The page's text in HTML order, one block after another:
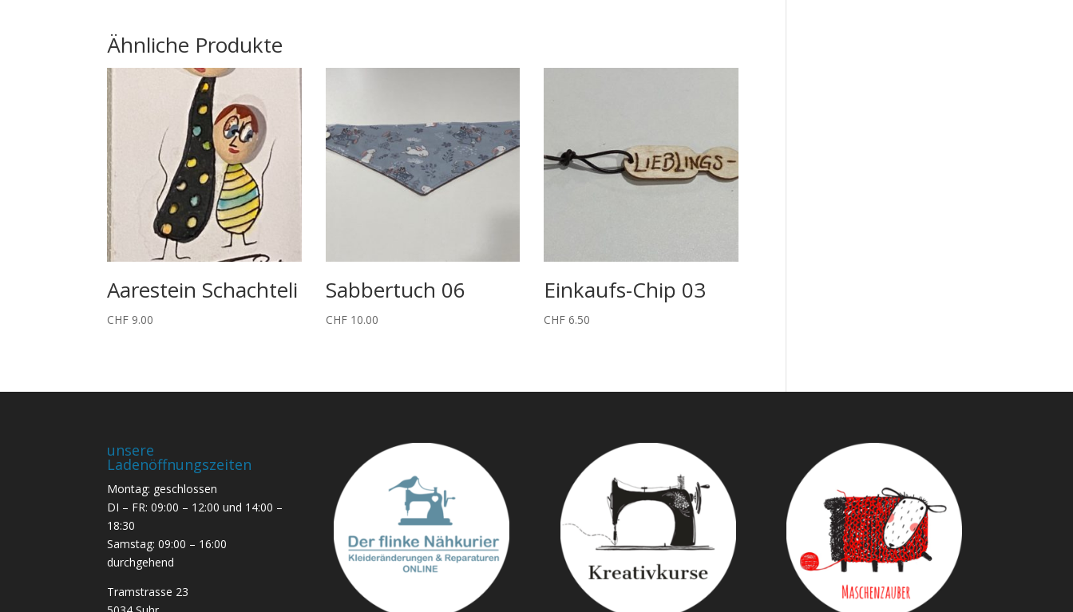
Ähnliche Produkte
Aarestein Schachteli
CHF 9.00
Sabbertuch 06
CHF10.00
Einkaufs-Chip 03
CHF 6.50
unsere
Ladenöffnungszeiten
Montag: geschlossen
DI – FR: 09:00 – 12:00 und 14:00 –
18:30
Samstag: 09:00 – 16:00
durchgehend
Tramstrasse 23